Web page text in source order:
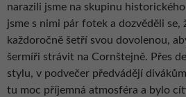
narazili jsme na skupinu
jsme s nimi pár fotek a dozvěděli se,
každoročně šetří svou dovolenou,
šermíři strávit na Cornštejně. Přes
stylu, v podvečer předvádějí
tu moc příjemná atmosféra a bylo